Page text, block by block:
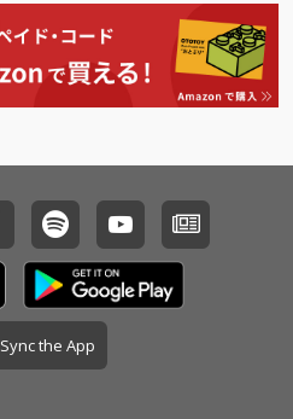
には、『ミュージッ
ク・ファッション・フ
ィルム』を象徴するジ
ョン・ケール、マー
の３人が登場。３人の
ーxcxの存在を確かに
感じさせるヴィヴィッ
ドなモノクロームのポ
ートレートにも注目！
Sync the App